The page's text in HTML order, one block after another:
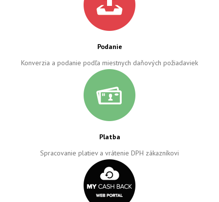
Podanie
Konverzia a podanie podľa miestnych daňových požiadaviek
Platba
Spracovanie platiev a vrátenie DPH zákazníkovi